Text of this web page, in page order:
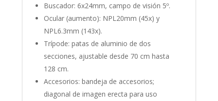
Buscador: 6x24mm, campo de visión 5º.
Ocular (aumento): NPL20mm (45x) y
NPL6.3mm (143x).
Trípode: patas de aluminio de dos
secciones, ajustable desde 70 cm hasta
128 cm.
Accesorios: bandeja de accesorios;
diagonal de imagen erecta para uso